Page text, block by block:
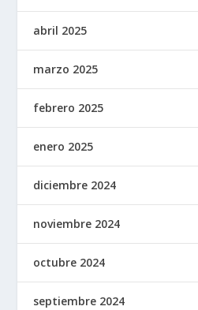
abril 2025
marzo 2025
febrero 2025
enero 2025
diciembre 2024
noviembre 2024
octubre 2024
septiembre 2024